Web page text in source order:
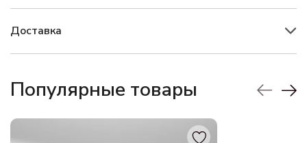
Доставка
Популярные товары